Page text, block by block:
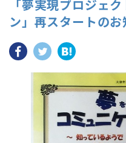
「夢実現プロジェ
ン」再スタートのお